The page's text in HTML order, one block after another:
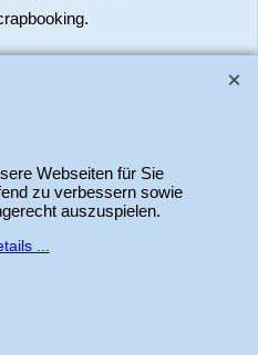
Shop
Webseiten für Sie
zu verbessern sowie
auszuspielen.
...